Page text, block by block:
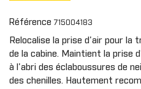
Référence 715004183
Relocalise la prise d'air pour la
de la cabine. Maintient la prise
à l'abri des éclaboussures de
des chenilles. Hautement